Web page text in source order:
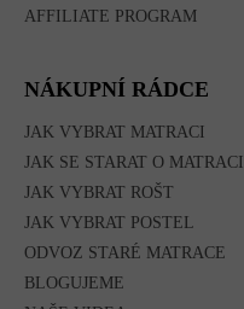
AFFILIATE PROGRAM
NÁKUPNÍ RÁDCE
JAK VYBRAT MATRACI
JAK SE STARAT O MATRACI
JAK VYBRAT ROŠT
JAK VYBRAT POSTEL
ODVOZ STARÉ MATRACE
BLOGUJEME